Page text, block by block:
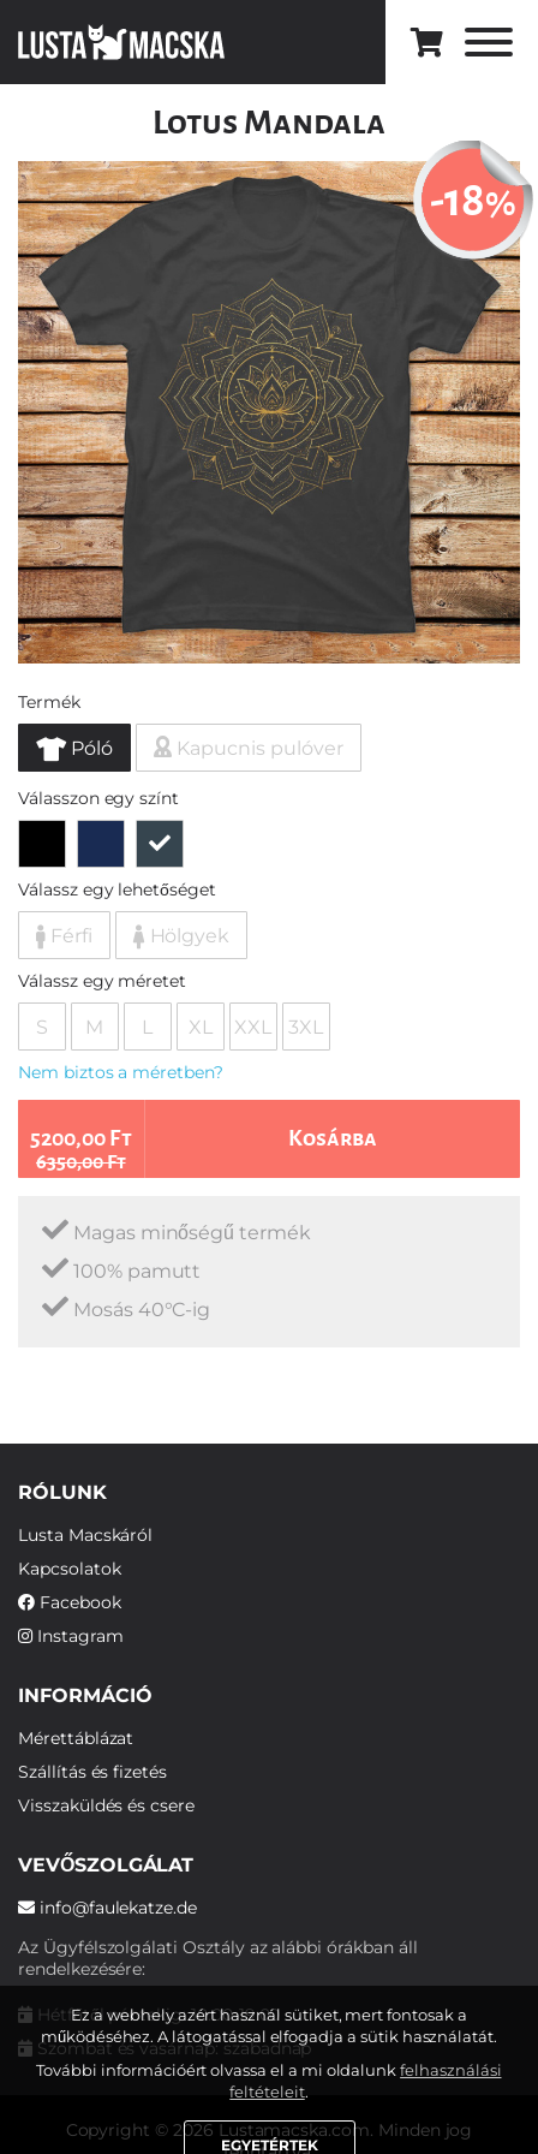
Lotus Mandala
-18%
Termék
Póló Kapucnis pulóver
Válasszon egy színt
Válassz egy lehetőséget
Férfi Hölgyek
Válassz egy méretet
S M L XL XXL 3XL
Nem biztos a méretben?
5200,00 Ft
6350,00 Ft
Kosárba
Magas minőségű termék
100% pamutt
Mosás 40°C-ig
RÓLUNK
Lusta Macskáról
Kapcsolatok
Facebook
Instagram
INFORMÁCIÓ
Mérettáblázat
Szállítás és fizetés
Visszaküldés és csere
VEVŐSZOLGÁLAT
info@faulekatze.de
Az Ügyfélszolgálati Osztály az alábbi órákban áll
rendelkezésére:
Hétfőtől péntekig: 10:00-19:00
Szombat és vasárnap: szabadnap
Copyright © 2026 Lustamacska.com. Minden jog
Ez a webhely azért használ sütiket, mert fontosak a
működéséhez. A látogatással elfogadja a sütik használatát.
További információért olvassa el a mi oldalunkfelhasználási
feltételeit.
EGYETÉRTEK